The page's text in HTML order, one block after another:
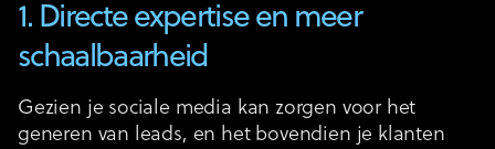
1. Directe expertise en meer
schaalbaarheid
Gezien je sociale media kan zorgen voor het
generen van leads, en het bovendien je klanten